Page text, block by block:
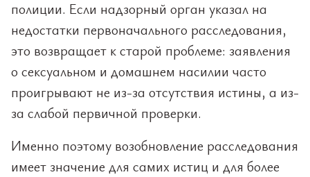
полиции. Если надзорный орган указал на
недостатки первоначального расследования,
это возвращает к старой проблеме: заявления
о сексуальном и домашнем насилии часто
проигрывают не из-за отсутствия истины, а из-
за слабой первичной проверки.
Именно поэтому возобновление расследования
имеет значение для самих истиц и для более